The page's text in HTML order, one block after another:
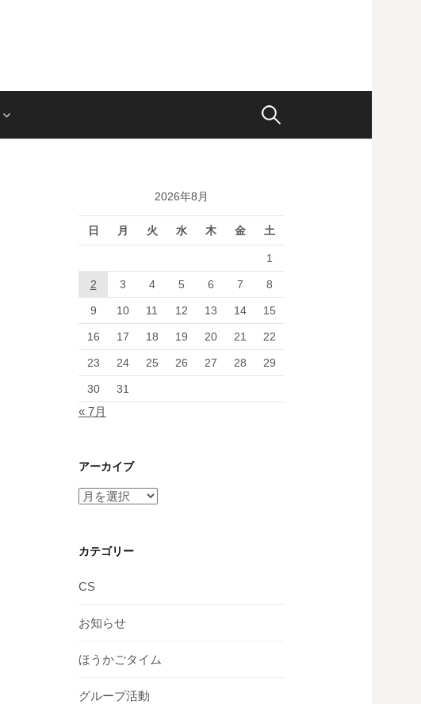
検
2026年8月
日 月 火 水 木 金 土
1
2 3 4 5 6 7 8
9 10 11 12 13 14 15
16 17 18 19 20 21 22
23 24 25 26 27 28 29
30 31
« 7月
アーカイブ
ア
イ
カテゴリー
CS
お知らせ
ほうかごタイム
グループ活動